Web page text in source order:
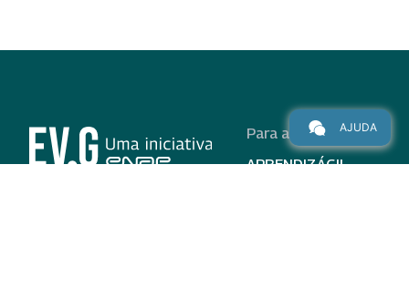
Para alunos
APRENDIZÁGIL
AJUDA